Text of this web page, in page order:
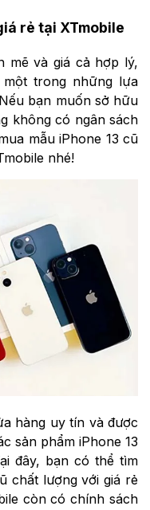
rẻ tại XTmobile
mẽ và giá cả hợp lý,
trong những lựa
bạn muốn sở hữu
không có ngân sách
mẫu iPhone 13 cũ
nhé!
hàng uy tín và được
sản phẩm iPhone 13
đây, bạn có thể tìm
chất lượng với giá rẻ
còn có chính sách